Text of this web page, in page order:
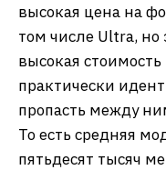
высокая цена на
том числе Ultra, но
высокая
практически
пропасть между
То есть средняя
пятьдесят тысяч